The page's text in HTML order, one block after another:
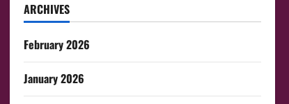
ARCHIVES
February 2026
January 2026